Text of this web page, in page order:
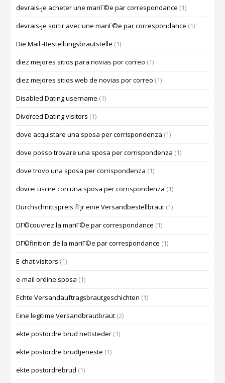
devrais-je acheter une mariГ©e par correspondance (1)
devrais-je sortir avec une mariГ©e par correspondance (1)
Die Mail -Bestellungsbrautstelle (1)
diez mejores sitios para novias por correo (1)
diez mejores sitios web de novias por correo (1)
Disabled Dating username (1)
Divorced Dating visitors (1)
dove acquistare una sposa per corrispondenza (1)
dove posso trovare una sposa per corrispondenza (1)
dove trovo una sposa per corrispondenza (1)
dovrei uscire con una sposa per corrispondenza (1)
Durchschnittspreis fГјr eine Versandbestellbraut (1)
DГ©couvrez la mariГ©e par correspondance (1)
DГ©finition de la mariГ©e par correspondance (1)
E-chat visitors (1)
e-mail ordine sposa (1)
Echte Versandauftragsbrautgeschichten (1)
Eine legitime Versandbrautbraut (2)
ekte postordre brud nettsteder (1)
ekte postordre brudtjeneste (1)
ekte postordrebrud (1)